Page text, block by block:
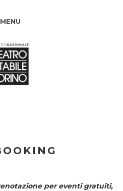
MENU
per eventi gratuiti,